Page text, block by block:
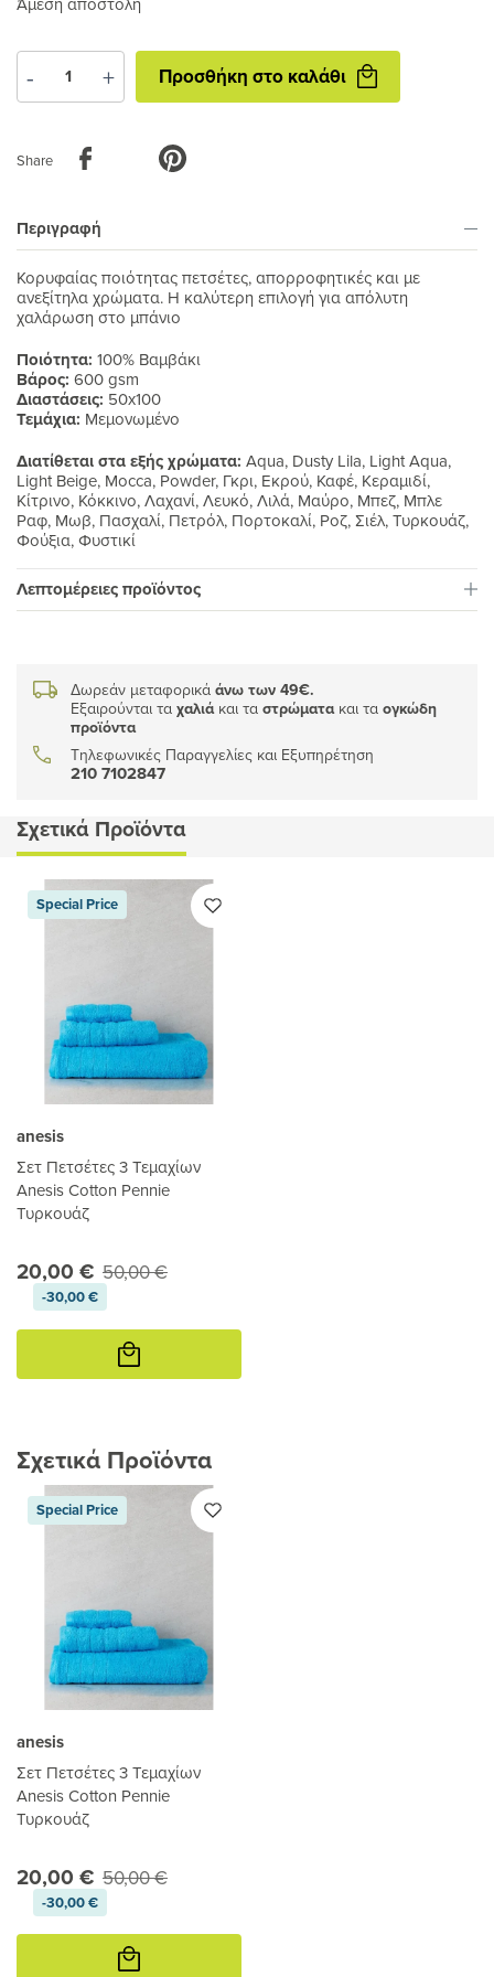
Προσθήκη
στο
καλάθι
- + Προσθήκη στο καλάθι
Share
Περιγραφή
Κορυφαίας ποιότητας πετσέτες, απορροφητικές και με
ανεξίτηλα χρώματα. Η καλύτερη επιλογή για απόλυτη
χαλάρωση στο μπάνιο
Ποιότητα: 100% Βαμβάκι
Βάρος: 600 gsm
Διαστάσεις: 50x100
Τεμάχια: Μεμονωμένο
Διατίθεται στα εξής χρώματα: Aqua, Dusty Lila, Light Aqua,
Light Beige, Mocca, Powder, Γκρι, Εκρού, Καφέ, Κεραμιδί,
Κίτρινο, Κόκκινο, Λαχανί, Λευκό, Λιλά, Μαύρο, Μπεζ, Μπλε
Ραφ, Μωβ, Πασχαλί, Πετρόλ, Πορτοκαλί, Ροζ, Σιέλ, Τυρκουάζ,
Φούξια, Φυστικί
Λεπτομέρειες προϊόντος
Δωρεάν μεταφορικά άνω των 49€.
Εξαιρούνται τα χαλιάκαι τα στρώματακαι τα ογκώδη
προϊόντα
Τηλεφωνικές Παραγγελίες και Εξυπηρέτηση
210 7102847
Σχετικά Προϊόντα
Special Price
anesis
Σετ Πετσέτες 3 Τεμαχίων
Anesis Cotton Pennie
Τυρκουάζ
20,00 € 50,00 €
-30,00 €
Προσθήκη
καλάθι
Σχετικά Προϊόντα
Special Price
anesis
Σετ Πετσέτες 3 Τεμαχίων
Anesis Cotton Pennie
Τυρκουάζ
20,00 € 50,00 €
-30,00 €
Προσθήκη